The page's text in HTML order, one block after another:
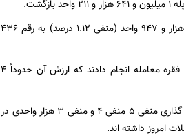
شاخص هم وزن نیز با کاهش ۴ هزار و ۹۴۷ واحد (منفی ۱.۱۲ درصد) به رقم ۴۳۶
امروز فعالان بازار ۶۴۱ هزار و ۲۲۰ فقره معامله انجام دادند که ارزش آن حدوداً ۴
فولاد، فملی و فارس به ترتیب اثر گذاری منفی ۵ منفی ۴ و منفی ۳ هزار واحدی در
داشته اند.